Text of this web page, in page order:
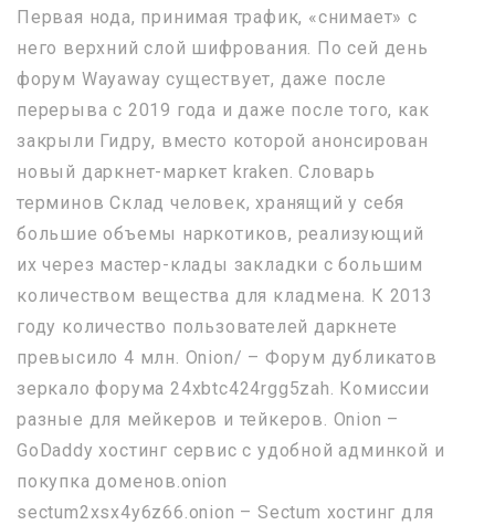
Первая нода, принимая трафик, «снимает» с
него верхний слой шифрования. По сей день
форум Wayaway существует, даже после
перерыва с 2019 года и даже после того, как
закрыли Гидру, вместо которой анонсирован
новый даркнет-маркет kraken. Словарь
терминов Склад человек, хранящий у себя
большие объемы наркотиков, реализующий
их через мастер-клады закладки с большим
количеством вещества для кладмена. К 2013
году количество пользователей даркнете
превысило 4 млн. Onion/ – Форум дубликатов
зеркало форума 24xbtc424rgg5zah. Комиссии
разные для мейкеров и тейкеров. Onion –
GoDaddy хостинг сервис с удобной админкой и
покупка доменов.onion
sectum2xsx4y6z66.onion – Sectum хостинг для